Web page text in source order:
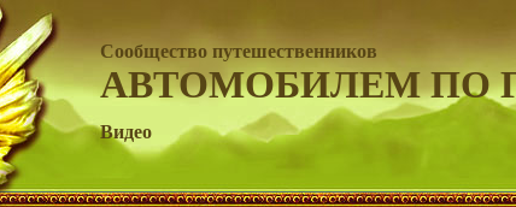
Сообщество путешественников
АВТОМОБИЛЕМ ПО
Видео